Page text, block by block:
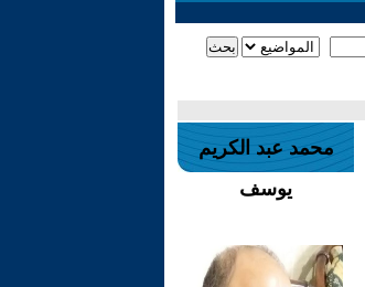
محمد عبد الكريم
يوسف